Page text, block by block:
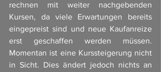
rechnen mit weiter nachgebenden
Kursen, da viele Erwartungen bereits
eingepreist sind und neue Kaufanreize
erst geschaffen werden müssen.
Momentan ist eine Kurssteigerung nicht
in Sicht. Dies ändert jedoch nichts an